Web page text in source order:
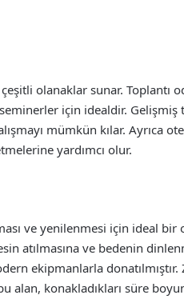
olanaklar sunar. Toplantı
için idealdir.
mümkün kılar. Ayrıca
yardımcı olur.
ve yenilenmesi için ideal bir
atılmasına ve bedenin
ekipmanlarla
konakladıkları süre